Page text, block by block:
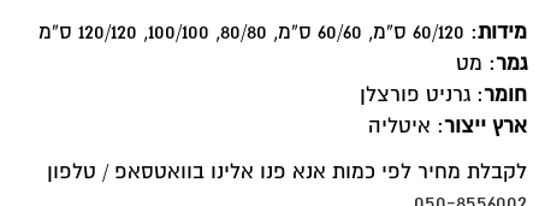
מידות: 60/120 ס”מ, 60/60 ס”מ, 80/80, 100/100, 120/120 ס”מ
גמר: מט
חומר: גרניט פורצלן
ארץ ייצור: איטליה
לקבלת מחיר לפי כמות אנא פנו אלינו בוואטסאפ / טלפון